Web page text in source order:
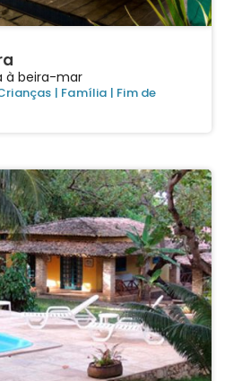
à beira-mar
| Família | Fim de